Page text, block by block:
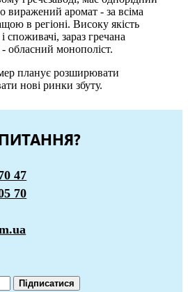
виражений аромат - за всіма
в регіоні. Високу якість
споживачі, зараз гречана
обласний монополіст.
планує розширювати
нові ринки збуту.
47
70
Підписатися